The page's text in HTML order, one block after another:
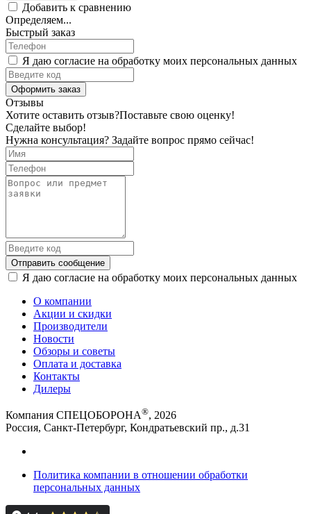
Добавить к сравнению
Определяем...
Быстрый заказ
Я даю согласие на обработку моих персональных данных
Оформить заказ
Отзывы
Хотите оставить отзыв?Поставьте свою оценку!
Сделайте выбор!
Нужна консультация? Задайте вопрос прямо сейчас!
Отправить сообщение
Я даю согласие на обработку моих персональных данных
О компании
Акции и скидки
Производители
Новости
Обзоры и советы
Оплата и доставка
Контакты
Дилеры
Компания СПЕЦОБОРОНА®, 2026
Россия, Санкт-Петербург, Кондратьевский пр., д.31
Политика компании в отношении обработки
персональных данных